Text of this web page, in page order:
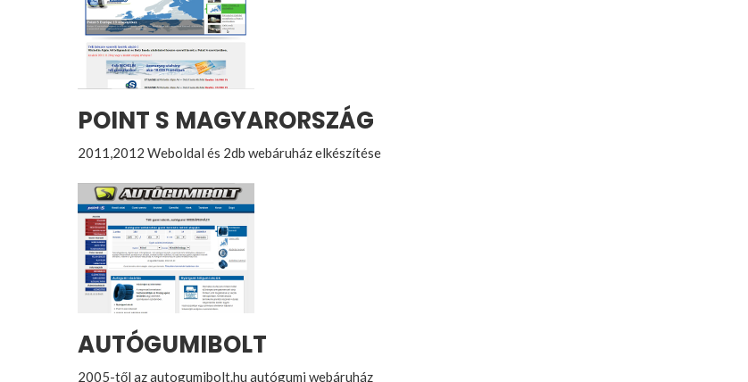
POINT S MAGYARORSZÁG
2011,2012 Weboldal és 2db webáruház elkészítése
AUTÓGUMIBOLT
2005-től az autogumibolt.hu autógumi webáruház